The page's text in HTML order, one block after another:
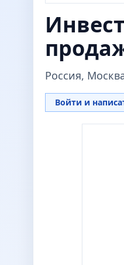
Россия,
Войти и